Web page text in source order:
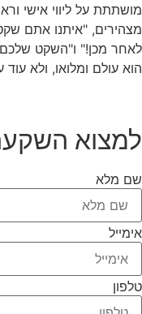
מושתתת על ליווי אישי
מצהירים, "איתנו אתם
לאחר מכן!" ו"השקט שלכם
הוא עולם ומלואו, ולא
למצוא
שם מלא
אימייל
טלפון